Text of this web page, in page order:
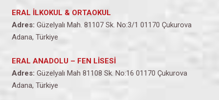
ERAL İLKOKUL & ORTAOKUL
Adres: Güzelyalı Mah. 81107 Sk. No:3/1 01170 Çukurova
Adana, Türkiye
ERAL ANADOLU – FEN LİSESİ
Adres: Güzelyalı Mah 81108 Sk. No:16 01170 Çukurova
Adana, Türkiye